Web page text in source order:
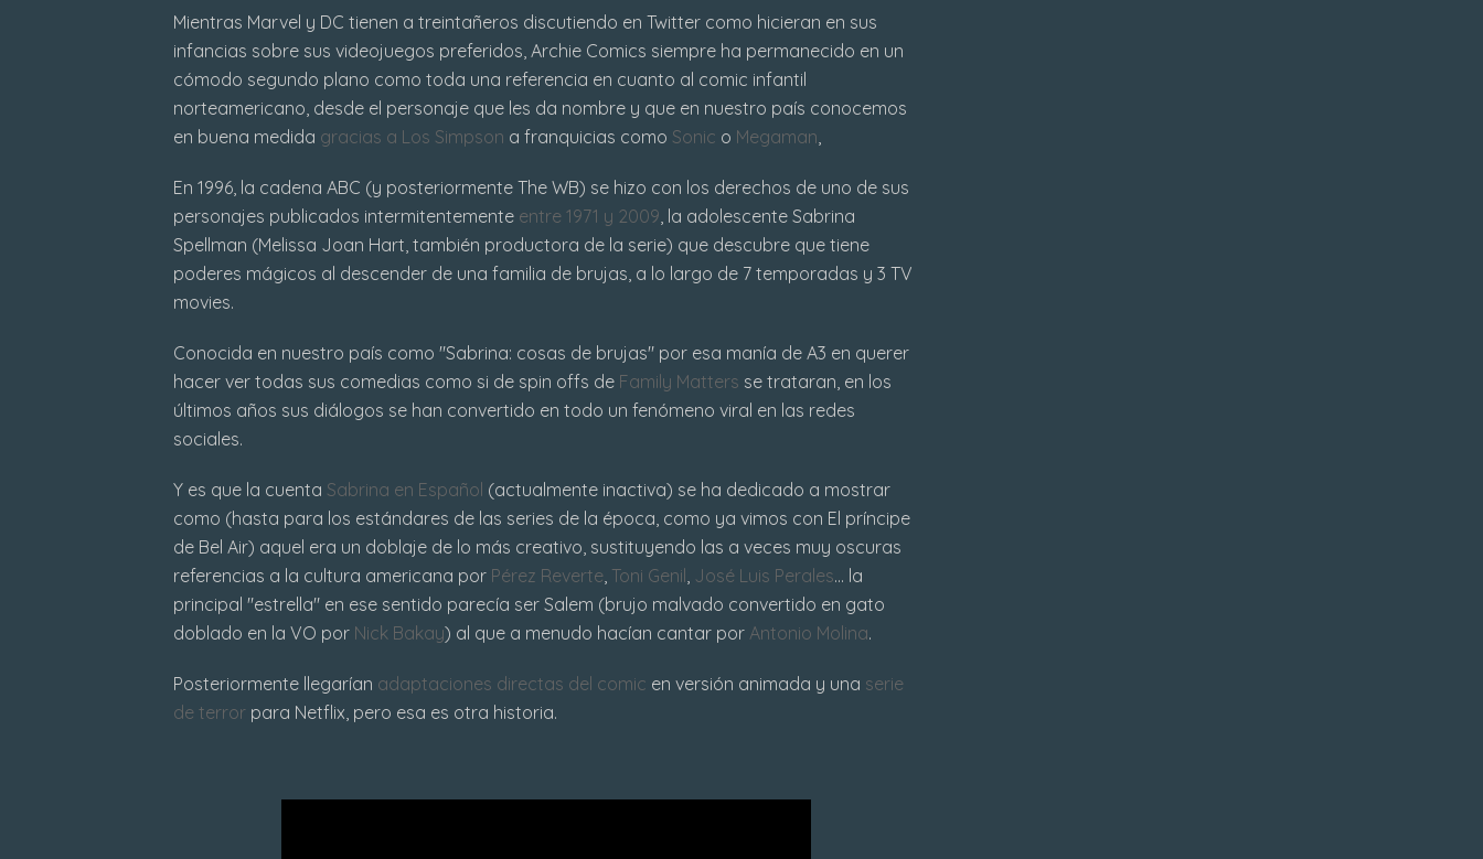
Mientras Marvel y DC tienen a treintañeros discutiendo en Twitter como hicieran en sus
infancias sobre sus videojuegos preferidos, Archie Comics siempre ha permanecido en un
cómodo segundo plano como toda una referencia en cuanto al comic infantil
norteamericano, desde el personaje que les da nombre y que en nuestro país conocemos
en buena medida gracias a Los Simpson a franquicias como Sonic o Megaman,
En 1996, la cadena ABC (y posteriormente The WB) se hizo con los derechos de uno de sus
personajes publicados intermitentemente entre 1971 y 2009, la adolescente Sabrina
Spellman (Melissa Joan Hart, también productora de la serie) que descubre que tiene
poderes mágicos al descender de una familia de brujas, a lo largo de 7 temporadas y 3 TV
movies.
Conocida en nuestro país como "Sabrina: cosas de brujas" por esa manía de A3 en querer
hacer ver todas sus comedias como si de spin offs de Family Matters se trataran, en los
últimos años sus diálogos se han convertido en todo un fenómeno viral en las redes
sociales.
Y es que la cuenta Sabrina en Español (actualmente inactiva) se ha dedicado a mostrar
como (hasta para los estándares de las series de la época, como ya vimos con El príncipe
de Bel Air) aquel era un doblaje de lo más creativo, sustituyendo las a veces muy oscuras
referencias a la cultura americana por Pérez Reverte, Toni Genil , José Luis Perales... la
principal "estrella" en ese sentido parecía ser Salem (brujo malvado convertido en gato
doblado en la VO por Nick Bakay) al que a menudo hacían cantar por Antonio Molina.
Posteriormente llegarían adaptaciones directas del comic en versión animada y una serie
de terror para Netflix, pero esa es otra historia.